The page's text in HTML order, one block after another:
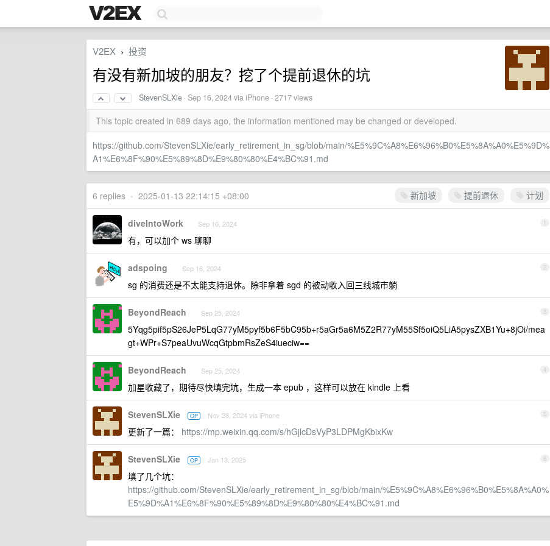
V2EX › 投资
有没有新加坡的朋友？挖了个提前退休的坑
StevenSLXie ·Sep 16, 2024via iPhone · 2717 views
This topic created in 689 days ago, the information mentioned may be changed or developed.
https://github.com/StevenSLXie/early_retirement_in_sg/blob/main/%E5%9C%A8%E6%96%B0%E5%8A%A0%E5%9D%
A1%E6%8F%90%E5%89%8D%E9%80%80%E4%BC%91.md
新加坡 提前退休 计划
6 replies • 2025-01-13 22:14:15 +08:00
1
diveIntoWork Sep 16, 2024
有，可以加个 ws 聊聊
2
adspoing Sep 16, 2024
sg 的消费还是不太能支持退休。除非拿着 sgd 的被动收入回三线城市躺
3
BeyondReach Sep 25, 2024
5Yqg5pif5pS26JeP5LqG77yM5pyf5b6F5bC95b+r5aGr5a6M5Z2R77yM55Sf5oiQ5LiA5pysZXB1Yu+8jOi/mea
gt+WPr+S7peaUvuWcqGtpbmRsZeS4iueciw==
4
BeyondReach Sep 25, 2024
加星收藏了，期待尽快填完坑，生成一本 epub ，这样可以放在 kindle 上看
5
StevenSLXie OP Nov 28, 2024 via iPhone
更新了一篇： https://mp.weixin.qq.com/s/hGjlcDsVyP3LDPMgKbixKw
6
StevenSLXie OP Jan 13, 2025
填了几个坑：
https://github.com/StevenSLXie/early_retirement_in_sg/blob/main/%E5%9C%A8%E6%96%B0%E5%8A%A0%
E5%9D%A1%E6%8F%90%E5%89%8D%E9%80%80%E4%BC%91.md